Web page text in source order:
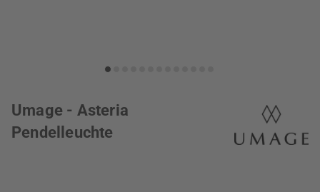
Umage - Asteria
Pendelleuchte